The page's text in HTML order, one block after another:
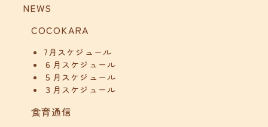
NEWS
COCOKARA
7月スケジュール
６月スケジュール
５月スケジュール
３月スケジュール
食育通信